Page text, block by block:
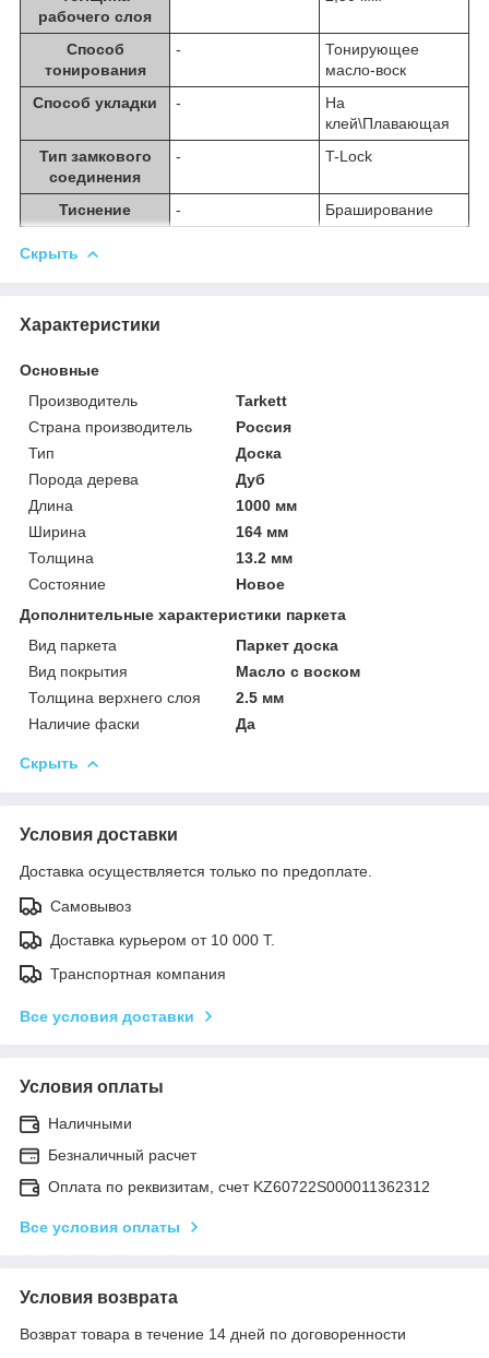
рабочего слоя
Способ
тонирования
-
Тонирующее
масло-воск
Способ укладки
-
На
клей\Плавающая
Тип замкового
соединения
- T-Lock
Тиснение - Браширование
Скрыть
Характеристики
Основные
Производитель
Tarkett
Страна производитель
Россия
Тип
Доска
Порода дерева
Дуб
Длина
1000 мм
Ширина
164 мм
Толщина
13.2 мм
Состояние
Новое
Дополнительные характеристики паркета
Вид паркета
Паркет доска
Вид покрытия
Масло с воском
Толщина верхнего слоя
2.5 мм
Наличие фаски
Да
Скрыть
Условия доставки
Доставка осуществляется только по предоплате.
Самовывоз
Доставка курьером от 10 000 Т.
Транспортная компания
Все условия доставки
Условия оплаты
Наличными
Безналичный расчет
Оплата по реквизитам, счет KZ60722S000011362312
Все условия оплаты
Условия возврата
Возврат товара в течение 14 дней по договоренности